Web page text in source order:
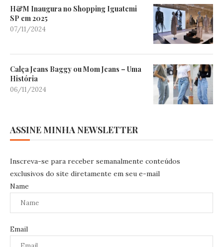
H&M Inaugura no Shopping Iguatemi
SP em 2025
07/11/2024
Calça Jeans Baggy ou Mom Jeans – Uma
História
06/11/2024
ASSINE MINHA NEWSLETTER
Inscreva-se para receber semanalmente conteúdos
exclusivos do site diretamente em seu e-mail
Name
Email